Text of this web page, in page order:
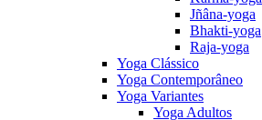
Jñâna-yoga
Bhakti-yoga
Raja-yoga
Yoga Clássico
Yoga Contemporâneo
Yoga Variantes
Yoga Adultos